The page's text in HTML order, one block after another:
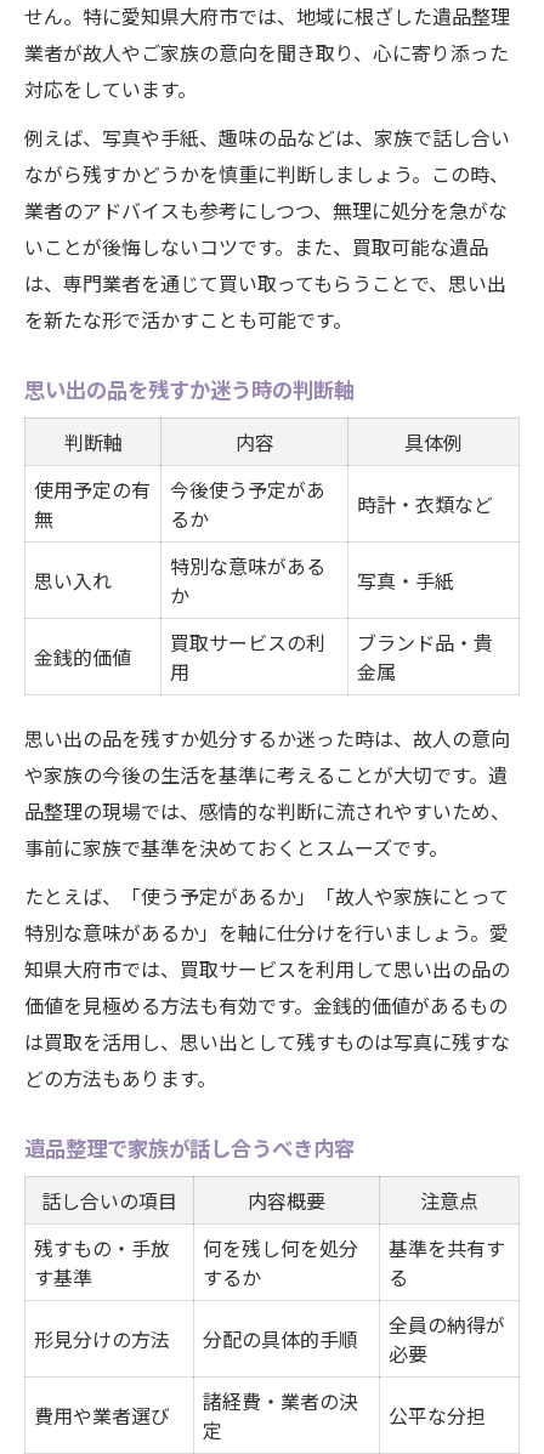
せん。特に愛知県大府市では、地域に根ざした遺品整理
業者が故人やご家族の意向を聞き取り、心に寄り添った
対応をしています。
例えば、写真や手紙、趣味の品などは、家族で話し合い
ながら残すかどうかを慎重に判断しましょう。この時、
業者のアドバイスも参考にしつつ、無理に処分を急がな
いことが後悔しないコツです。また、買取可能な遺品
は、専門業者を通じて買い取ってもらうことで、思い出
を新たな形で活かすことも可能です。
思い出の品を残すか迷う時の判断軸
判断軸 内容
具体例
使用予定の有
無
今後使う予定があ
るか
時計・衣類など
思い入れ
特別な意味がある
か
写真・手紙
金銭的価値
買取サービスの利
用
ブランド品・貴
金属
思い出の品を残すか処分するか迷った時は、故人の意向
や家族の今後の生活を基準に考えることが大切です。遺
品整理の現場では、感情的な判断に流されやすいため、
事前に家族で基準を決めておくとスムーズです。
たとえば、「使う予定があるか」「故人や家族にとって
特別な意味があるか」を軸に仕分けを行いましょう。愛
知県大府市では、買取サービスを利用して思い出の品の
価値を見極める方法も有効です。金銭的価値があるもの
は買取を活用し、思い出として残すものは写真に残すな
どの方法もあります。
遺品整理で家族が話し合うべき内容
話し合いの項目 内容概要
注意点
残すもの・手放
す基準
何を残し何を処分
するか
基準を共有す
る
形見分けの方法 分配の具体的手順
全員の納得が
必要
費用や業者選び
諸経費・業者の決
定
公平な分担